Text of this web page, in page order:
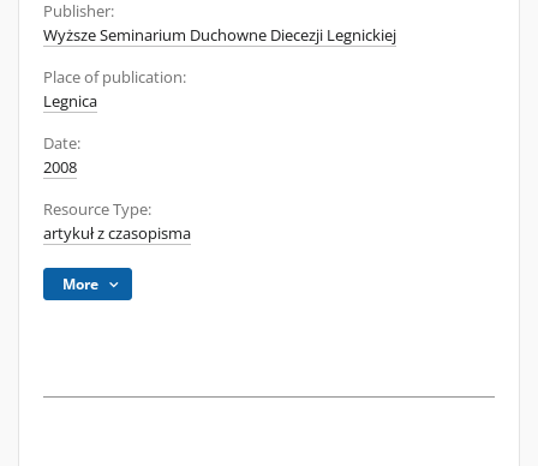
Publisher:
Wyższe Seminarium Duchowne Diecezji Legnickiej
Place of publication:
Legnica
Date:
2008
Resource Type:
artykuł z czasopisma
More